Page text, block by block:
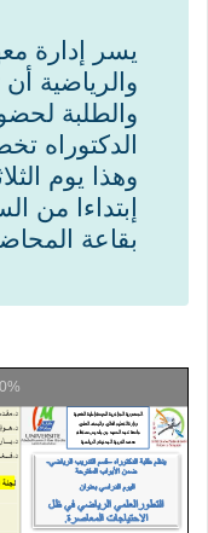
يسر إدارة
والرياضية
والطلبة
الدكتوراه
بقاعة